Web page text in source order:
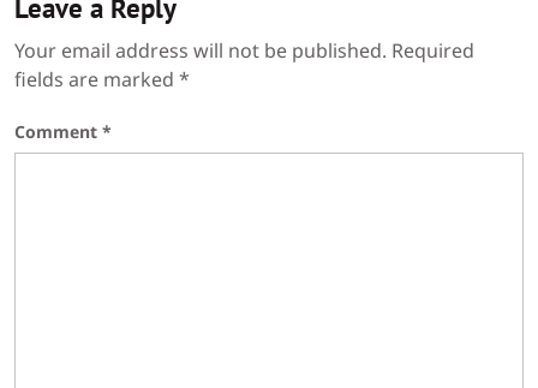
Your email address will not be published. Required
fields are marked *
Comment *